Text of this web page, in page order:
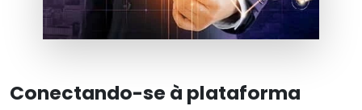
Conectando-se à plataforma